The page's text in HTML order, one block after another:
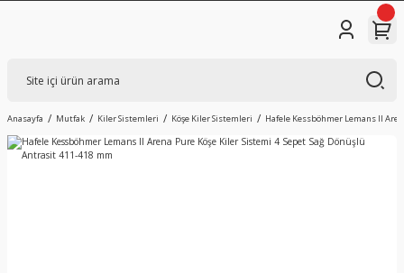
Anasayfa Mutfak Kiler Sistemleri Köşe Kiler Sistemleri Hafele Kessböhmer Lemans II